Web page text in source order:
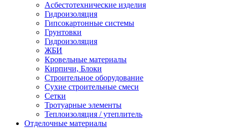
Асбестотехнические изделия
Гидроизоляция
Гипсокартонные системы
Грунтовки
Гидроизоляция
ЖБИ
Кровельные материалы
Кирпичи, Блоки
Строительное оборудование
Сухие строительные смеси
Сетки
Тротуарные элементы
Теплоизоляция / утеплитель
Отделочные материалы